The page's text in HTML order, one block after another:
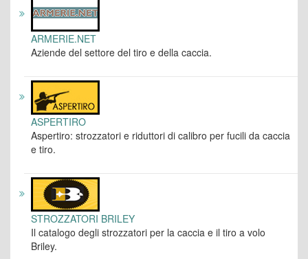
ARMERIE.NET
Aziende del settore del tiro e della caccia.
ASPERTIRO
Aspertiro: strozzatori e riduttori di calibro per fucili da caccia
e tiro.
STROZZATORI BRILEY
Il catalogo degli strozzatori per la caccia e il tiro a volo
Briley.